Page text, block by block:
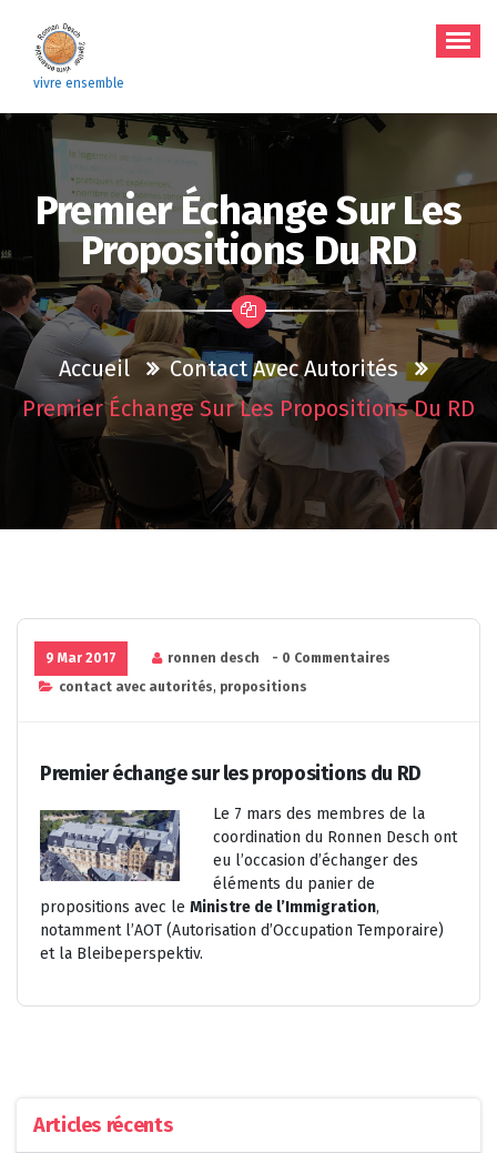
contenu
vivre ensemble
Premier Échange Sur Les
Propositions Du RD
Accueil
Contact Avec Autorités
Premier Échange Sur Les Propositions Du RD
9 Mar 2017 ronnen desch
- 0 Commentaires
contact avec autorités, propositions
Premier échange sur les propositions du RD
Le 7 mars des membres de la
coordination du Ronnen Desch ont
eu l’occasion d’échanger des
éléments du panier de
propositions avec le Ministre de l’Immigration,
notamment l’AOT (Autorisation d’Occupation Temporaire)
et la Bleibeperspektiv.
Articles récents